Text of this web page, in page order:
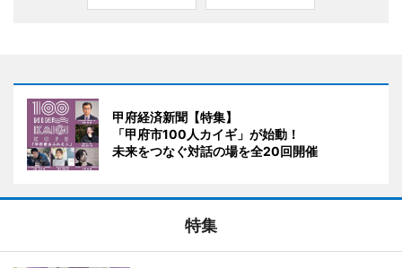
甲府経済新聞【特集】
「甲府市100人カイギ」が始動！
未来をつなぐ対話の場を全20回開催
特集